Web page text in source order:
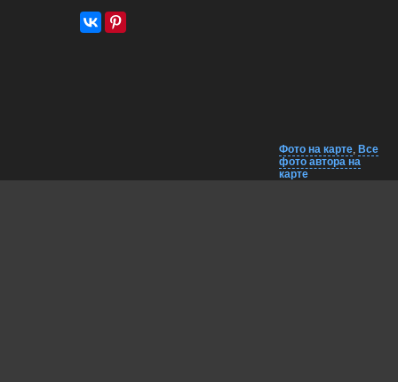
Фото на карте, Все
фото автора на
карте